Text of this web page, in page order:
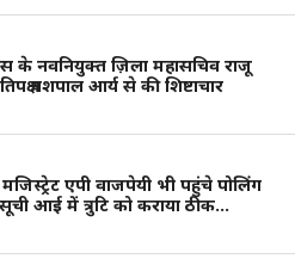
के नवनियुक्त ज़िला महासचिव राजू
यशपाल आर्य से की शिष्टाचार
मजिस्ट्रेट एपी वाजपेयी भी पहुंचे पोलिंग
आई में त्रुटि को कराया ठीक…